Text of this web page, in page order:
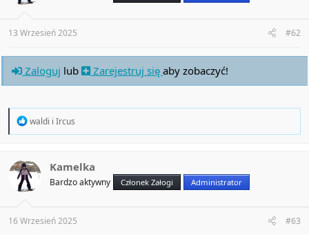
s
:
13 Wrzesień 2025 #62
Zaloguj lub Zarejestruj się aby zobaczyć!
R
t
i
o
s
:
waldi i Ircus
Kamelka
Bardzo aktywny Członek Załogi Administrator
16 Wrzesień 2025 #63